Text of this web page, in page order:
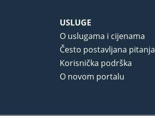
USLUGE
O uslugama i cijenama
Često postavljana pitanja
Korisnička podrška
O novom portalu